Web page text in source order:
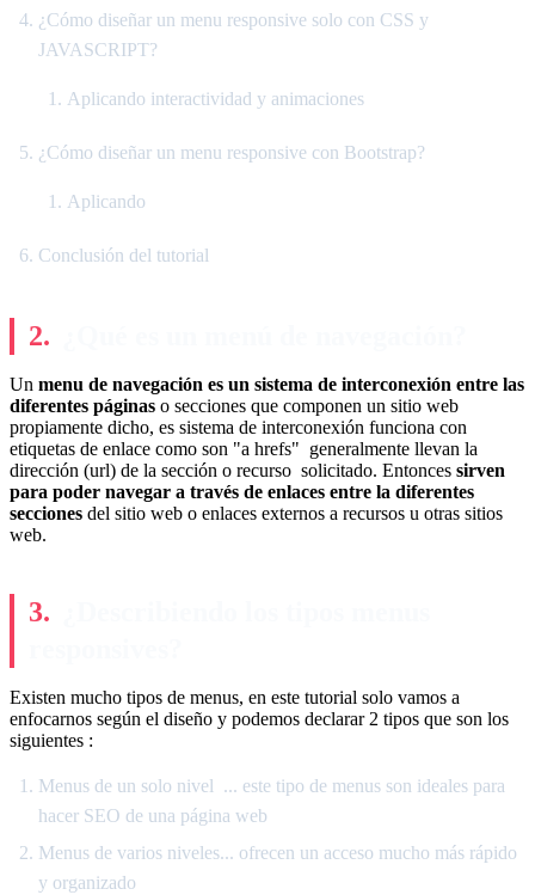
¿Cómo diseñar un menu responsive solo con CSS y
JAVASCRIPT?
Aplicando interactividad y animaciones
¿Cómo diseñar un menu responsive con Bootstrap?
Aplicando
Conclusión del tutorial
Un menu de navegación es un sistema de interconexión entre las
diferentes páginas o secciones que componen un sitio web
propiamente dicho, es sistema de interconexión funciona con
etiquetas de enlace como son "a hrefs" generalmente llevan la
dirección (url) de la sección o recurso solicitado. Entonces sirven
para poder navegar a través de enlaces entre la diferentes
secciones del sitio web o enlaces externos a recursos u otras sitios
web.
Existen mucho tipos de menus, en este tutorial solo vamos a
enfocarnos según el diseño y podemos declarar 2 tipos que son los
siguientes :
Menus de un solo nivel ... este tipo de menus son ideales para
hacer SEO de una página web
Menus de varios niveles... ofrecen un acceso mucho más rápido
y organizado